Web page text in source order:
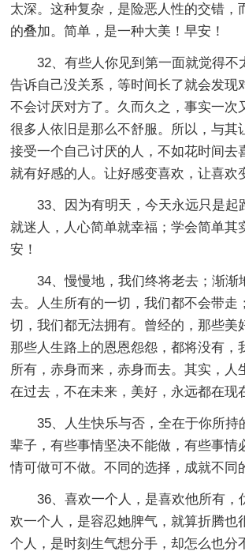
太深。这种复杂，是险恶人性的交错，
的叠加。简单，是一种大美！早安！
32、有些人你见到第一面就觉得不
告诉自己没关系，等时间长了就会发现
不会讨厌对方了。久而久之，事实一次
很多人依旧是那么不舒服。所以，与其
接受一个自己讨厌的人，不如花时间去
就有好感的人。让好感变喜欢，让喜欢
33、因为有明天，今天永远只是起
就迷人，人心简单就幸福；学会简单其
安！
34、慢慢地，我们终将老去；渐渐
去。人生所有的一切，我们都不会带走
切，我们都无法拥有。曾经的，那些美
那些人生路上的恩恩怨怨，都将没有，
所有，赤身而来，赤身而去。其实，人
在过去，不在未来，美好，永远都在现
35、人生快乐与否，全在于你所持
辈子，有些事情坚决不能做，有些事情
情可做可不做。不同的选择，成就不同
36、喜欢一个人，是喜欢他所有，
欢一个人，是容忍她脾气，就算折腾也
个人，是时刻生气想分手，却怎么也分